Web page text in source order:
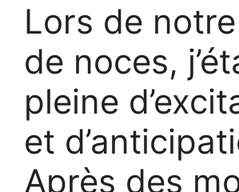
Lors de
de noces,
pleine
et
Après des